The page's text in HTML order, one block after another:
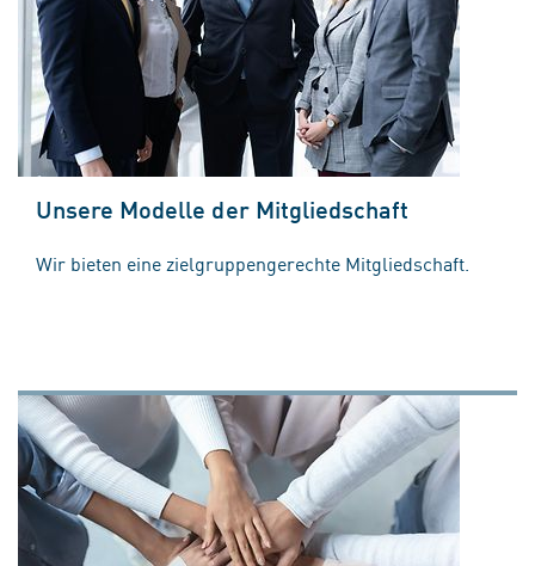
Unsere Modelle der Mitgliedschaft
Wir bieten eine zielgruppengerechte Mitgliedschaft.